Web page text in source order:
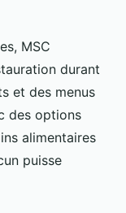
MSC
durant
et des menus
des options
alimentaires
puisse